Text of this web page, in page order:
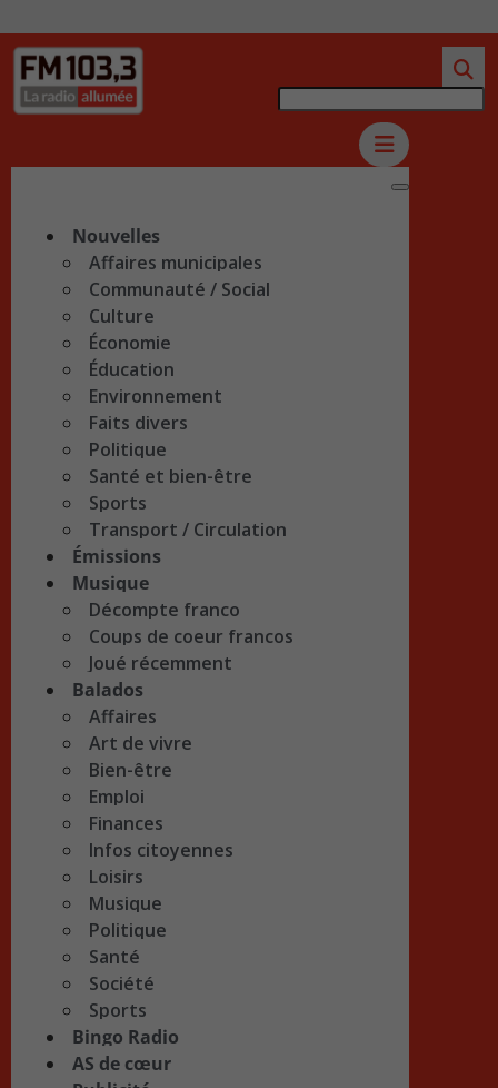
Nouvelles
Affaires municipales
Communauté / Social
Culture
Économie
Éducation
Environnement
Faits divers
Politique
Santé et bien-être
Sports
Transport / Circulation
Émissions
Musique
Décompte franco
Coups de coeur francos
Joué récemment
Balados
Affaires
Art de vivre
Bien-être
Emploi
Finances
Infos citoyennes
Loisirs
Musique
Politique
Santé
Société
Sports
Bingo Radio
AS de cœur